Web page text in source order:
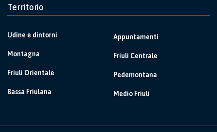
Territorio
Udine e dintorni
Montagna
Friuli Orientale
Bassa Friulana
Appuntamenti
Friuli Centrale
Pedemontana
Medio Friuli